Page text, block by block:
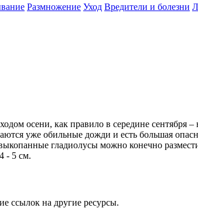
Размножение Уход Вредители и болезни
осени, как правило в середине сентября
уже обильные дожди и есть большая
гладиолусы можно конечно
- 5 см.
ссылок на другие ресурсы.